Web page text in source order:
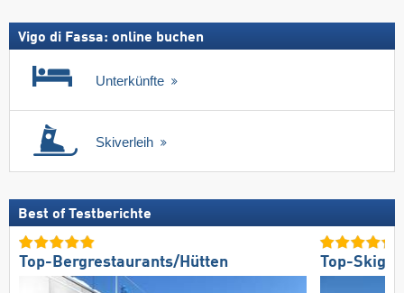
Vigo di Fassa: online buchen
Unterkünfte
Skiverleih
Best of Testberichte
Top-Bergrestaurants/Hütten Top-